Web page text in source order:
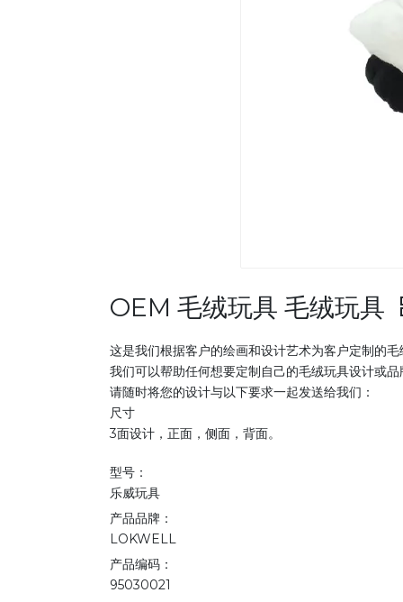
OEM 毛绒玩具 毛绒玩具
这是我们根据客户的绘画和设计艺术为客户定制的毛
我们可以帮助任何想要定制自己的毛绒玩具设计或
请随时将您的设计与以下要求一起发送给我们：
尺寸
3面设计，正面，侧面，背面。
型号：
乐威玩具
产品品牌：
LOKWELL
产品编码：
95030021